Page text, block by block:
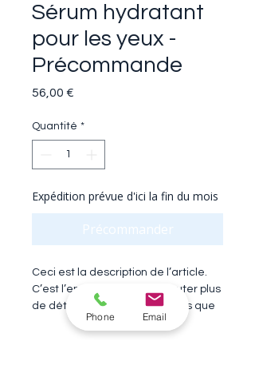
Sérum hydratant
pour les yeux -
Précommande
56,00 €
Quantité *
Expédition prévue d'ici la fin du mois
Précommander
Ceci est la description de l’article.
C’est l’endroit idéal pour ajouter plus
de détails sur votre article, tels que
la taille, la matière, les conseils
Phone Email